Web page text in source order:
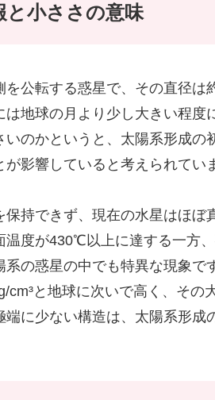
と小ささの意味
を公転する惑星で、その直径
地球の月より少し大きい程度
いのかというと、太陽系形成
影響していると考えられてい
保持できず、現在の水星はほ
温度が430℃以上に達する一方
の惑星の中でも特異な現象で
cm³と地球に次いで高く、その
に少ない構造は、太陽系形成